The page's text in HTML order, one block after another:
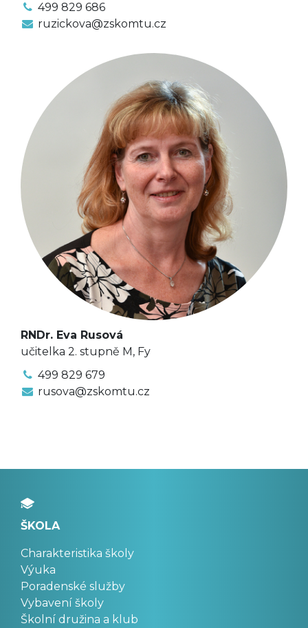
499 829 686
ruzickova@zskomtu.cz
RNDr. Eva Rusová
učitelka 2. stupně M, Fy
499 829 679
rusova@zskomtu.cz
ŠKOLA
Charakteristika školy
Výuka
Poradenské služby
Vybavení školy
Školní družina a klub